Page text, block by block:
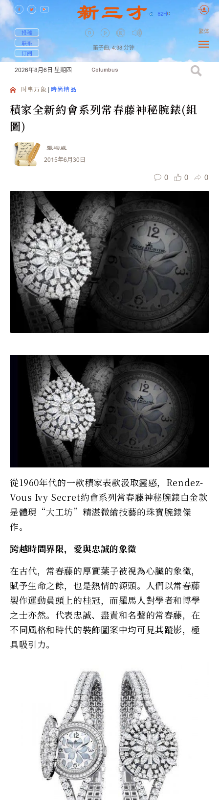
82F| C
投稿
联系
订阅
笛子曲, 4:38 分钟
繁体
2026年8月6日 星期四 Columbus
时事万象 時尚精品
積家全新約會系列常春藤神秘腕錶(組
圖)
張均威
2015年6月30日
0 0 0
從1960年代的一款積家表款汲取靈感，Rendez-
Vous Ivy Secret約會系列常春藤神秘腕錶白金款
是體現“大工坊”精湛微繪技藝的珠寶腕錶傑
作。
跨越時間界限，愛與忠誠的象徵
在古代，常春藤的厚實葉子被視為心臟的象徵，
賦予生命之餘，也是熱情的源頭。人們以常春藤
製作運動員頭上的桂冠，而羅馬人對學者和博學
之士亦然。代表忠誠、盡責和名聲的常春藤，在
不同風格和時代的裝飾圖案中均可見其蹤影，極
具吸引力。